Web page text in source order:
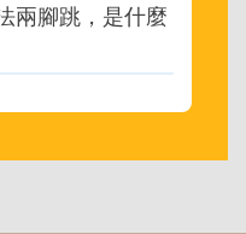
兩腳跳，是什麼